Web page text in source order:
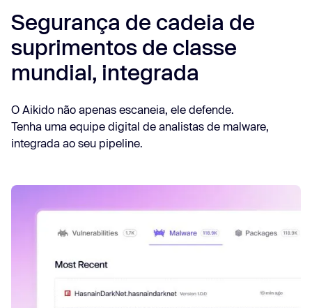
Segurança de cadeia de
suprimentos de classe
mundial, integrada
O Aikido não apenas escaneia, ele defende.
Tenha uma equipe digital de analistas de malware,
integrada ao seu pipeline.